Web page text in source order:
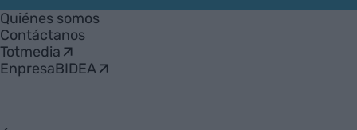
Empresa
Quiénes somos
Contáctanos
Totmedia
EnpresaBIDEA